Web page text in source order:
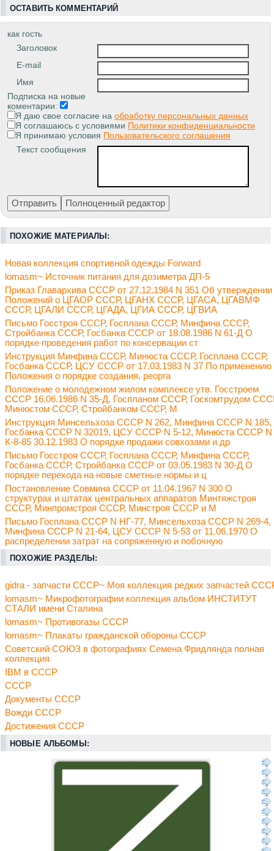
ОСТАВИТЬ КОММЕНТАРИЙ
как гость
Заголовок
E-mail
Имя
Подписка на новые
коментарии:
Я даю свое согласие на обработку персональных данных
Я соглашаюсь с условиями Политики конфиденциальности
Я принимаю условия Пользовательского соглашения
Текст сообщения
ПОХОЖИЕ МАТЕРИАЛЫ:
Новая коллекция спортивной одежды Forward
lomasm~ Источник питания для дозиметра ДП-5
Приказ Главархива СССР от 27.12.1984 N 351 Об утверждении
Положений о ЦГАОР СССР, ЦГАНХ СССР, ЦГАСА, ЦГАВМФ
СССР, ЦГАЛИ СССР, ЦГАДА, ЦГИА СССР, ЦГВИА
Письмо Госстроя СССР, Госплана СССР, Минфина СССР,
Стройбанка СССР, Госбанка СССР от 18.08.1986 N 61-Д О
порядке проведения работ по консервации ст
Инструкция Минфина СССР, Минюста СССР, Госплана СССР,
Госбанка СССР, ЦСУ СССР от 17.03.1983 N 37 По применению
Положения о порядке создания, реорга
Положение о молодежном жилом комплексе утв. Госстроем
СССР 16.06.1986 N 35-Д, Госпланом СССР, Госкомтрудом
Минюстом СССР, Стройбанком СССР, М
Инструкция Минсельхоза СССР N 262, Минфина СССР N 185,
Госбанка СССР N 32019, ЦСУ СССР N 5-12, Минюста СССР N
К-8-85 30.12.1983 О порядке продажи совхозами и др
Письмо Госстроя СССР, Госплана СССР, Минфина СССР,
Госбанка СССР, Стройбанка СССР от 03.05.1983 N 30-Д О
порядке перехода на новые сметные нормы и ц
Постановление Совмина СССР от 11.04.1967 N 300 О
структурах и штатах центральных аппаратов Минтяжстроя
СССР, Минпромстроя СССР, Минстроя СССР и М
Письмо Госплана СССР N НГ-77, Минсельхоза СССР N 269-4,
Минфина СССР N 21-64, ЦСУ СССР N 5-53 от 11.06.1970 О
распределении затрат на сопряженную и побочную
ПОХОЖИЕ РАЗДЕЛЫ:
gidra - запчасти СССР~ Моя коллекция редких запчастей
lomasm~ Микрофотографии коллекция альбом ИНСТИТУТ
СТАЛИ имени Сталина
lomasm~ Противогазы СССР
lomasm~ Плакаты гражданской обороны СССР
Советский СОЮЗ в фотографиях Семена Фридлянда полная
коллекция
IBM в СССР
СССР
Документы СССР
Вожди СССР
Достижения СССР
НОВЫЕ АЛЬБОМЫ: